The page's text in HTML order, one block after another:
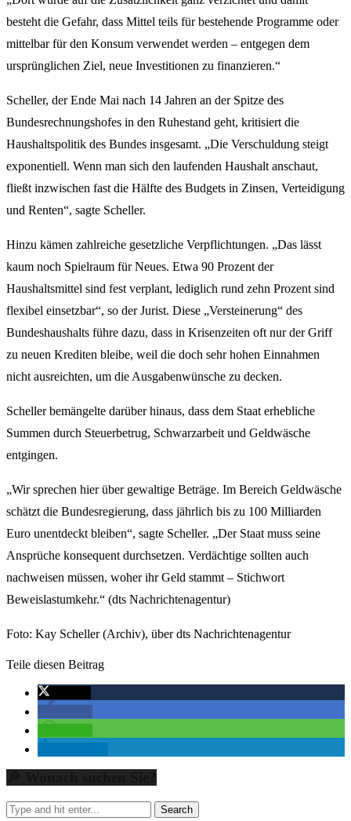
besteht die Gefahr, dass Mittel teils für bestehende Programme oder
mittelbar für den Konsum verwendet werden – entgegen dem
ursprünglichen Ziel, neue Investitionen zu finanzieren.“
Scheller, der Ende Mai nach 14 Jahren an der Spitze des
Bundesrechnungshofes in den Ruhestand geht, kritisiert die
Haushaltspolitik des Bundes insgesamt. „Die Verschuldung steigt
exponentiell. Wenn man sich den laufenden Haushalt anschaut,
fließt inzwischen fast die Hälfte des Budgets in Zinsen, Verteidigung
und Renten“, sagte Scheller.
Hinzu kämen zahlreiche gesetzliche Verpflichtungen. „Das lässt
kaum noch Spielraum für Neues. Etwa 90 Prozent der
Haushaltsmittel sind fest verplant, lediglich rund zehn Prozent sind
flexibel einsetzbar“, so der Jurist. Diese „Versteinerung“ des
Bundeshaushalts führe dazu, dass in Krisenzeiten oft nur der Griff
zu neuen Krediten bleibe, weil die doch sehr hohen Einnahmen
nicht ausreichten, um die Ausgabenwünsche zu decken.
Scheller bemängelte darüber hinaus, dass dem Staat erhebliche
Summen durch Steuerbetrug, Schwarzarbeit und Geldwäsche
entgingen.
„Wir sprechen hier über gewaltige Beträge. Im Bereich Geldwäsche
schätzt die Bundesregierung, dass jährlich bis zu 100 Milliarden
Euro unentdeckt bleiben“, sagte Scheller. „Der Staat muss seine
Ansprüche konsequent durchsetzen. Verdächtige sollten auch
nachweisen müssen, woher ihr Geld stammt – Stichwort
Beweislastumkehr.“ (dts Nachrichtenagentur)
Foto: Kay Scheller (Archiv), über dts Nachrichtenagentur
Teile diesen Beitrag